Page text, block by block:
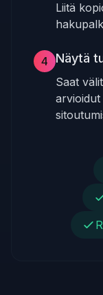
Liitä
4 Näytä
Saat